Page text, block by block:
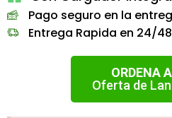
Pago seguro en la
Entrega Rapida en 24/
ORDENA
Oferta de